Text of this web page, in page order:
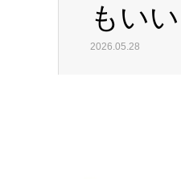
もい
2026.05.28